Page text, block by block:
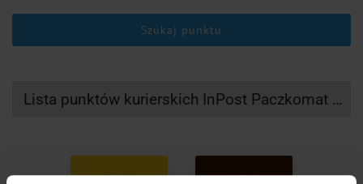
Szukaj punktu
Lista punktów kurierskich InPost Paczkomat Kwilcz